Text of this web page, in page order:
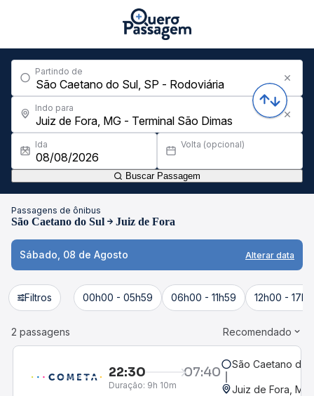
Partindo de
Indo para
Ida Volta (opcional)
Buscar Passagem
Passagens de ônibus
São Caetano do Sul Juiz de Fora
Sábado, 08 de Agosto Alterar data
Filtros 00h00 - 05h59 06h00 - 11h59 12h00 -
2 passagens Recomendado
22:30 07:40
Duração: 9h 10m
São Caetano do
Juiz de Fora, MG